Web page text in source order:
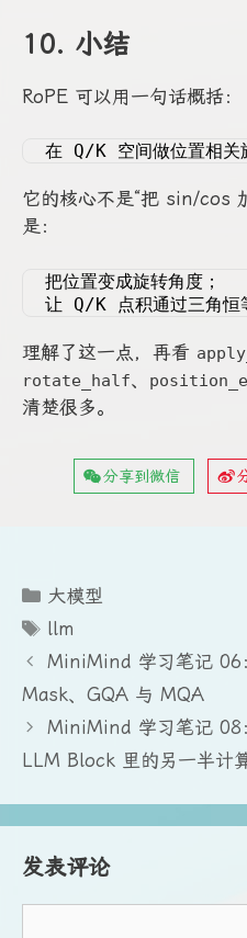
10. 小结
RoPE 可以用一句话概括：
在 Q/K 空间做位置相
它的核心不是“把 sin/cos
是：
把位置变成旋转角度；
让 Q/K 点积通过三角恒
理解了这一点，再看
rotate_half、
清楚很多。
分享到微信
分
类
大模型
标
签
llm
MiniMind 学习笔记 06
Mask、GQA 与 MQA
MiniMind 学习笔记 08
LLM Block 里的另一半计
发表评论